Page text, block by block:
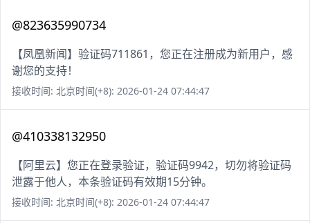
@823635990734
【凤凰新闻】验证码711861，您正在注册成为新用户，感
谢您的支持！
接收时间: 北京时间(+8): 2026-01-24 07:44:47
@410338132950
【阿里云】您正在登录验证，验证码9942，切勿将验证码
泄露于他人，本条验证码有效期15分钟。
接收时间: 北京时间(+8): 2026-01-24 07:44:47